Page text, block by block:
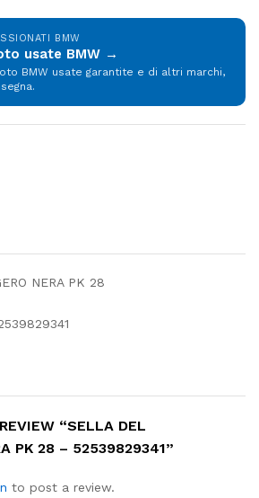
BMW
usate BMW →
BMW usate garantite e di altri marchi,
NERA PK 28
“SELLA DEL
PK 28 – 52539829341”
to post a review.